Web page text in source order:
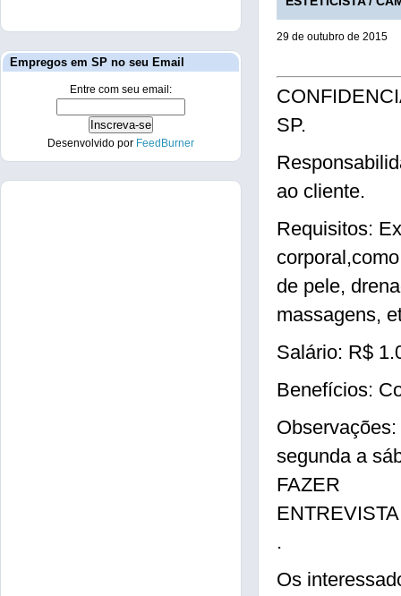
29 de outubro de 2015
SP.
ao cliente.
Requisitos:
de pele,
massagens,
Salário: R$
Benefícios:
segunda a
FAZER
.
Os
Empregos em SP no seu Email
Entre com seu email:
Desenvolvido por FeedBurner